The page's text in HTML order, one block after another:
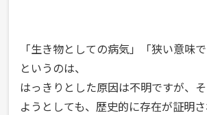
「生き物としての病気」「狭い意味
というのは、
はっきりとした原因は不明ですが、
ようとしても、歴史的に存在が証明